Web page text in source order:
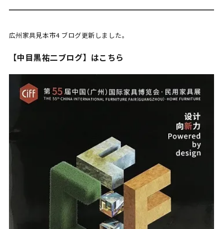
広州家具見本市4 ブログ更新しました。
【中目黒祐二ブログ】はこちら